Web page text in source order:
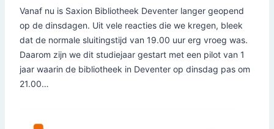
Vanaf nu is Saxion Bibliotheek Deventer langer geopend
op de dinsdagen. Uit vele reacties die we kregen, bleek
dat de normale sluitingstijd van 19.00 uur erg vroeg was.
Daarom zijn we dit studiejaar gestart met een pilot van 1
jaar waarin de bibliotheek in Deventer op dinsdag pas om
21.00…